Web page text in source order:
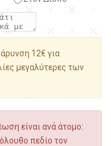
12€ για
μεγαλύτερες των
είναι ανά άτομο:
πεδίο τον